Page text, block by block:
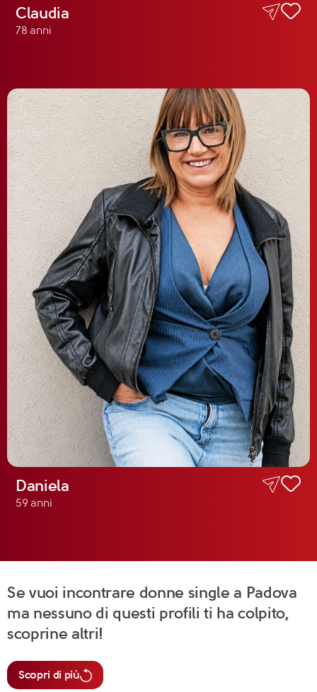
Claudia
78 anni
Daniela
59 anni
Se vuoi incontrare donne single a Padova
ma nessuno di questi profili ti ha colpito,
scoprine altri!
Scopri di più